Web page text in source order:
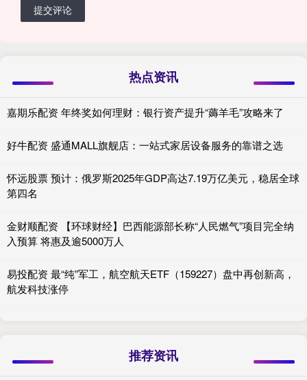
提交评论
热点资讯
嘉期乐配资 年终奖如何理财：银行资产提升“薅羊毛”攻略来了
好牛配资 盛通MALL旗舰店：一站式家居设备服务的靠谱之选
怀远股票 预计：俄罗斯2025年GDP高达7.19万亿美元，稳居全球
第四名
金财顺配资 【环球财经】巴西能源部长称“人民燃气”项目完全纳
入预算 将惠及逾5000万人
易投配资 最“纯”军工，航空航天ETF（159227）盘中再创新高，
航发科技涨停
推荐资讯